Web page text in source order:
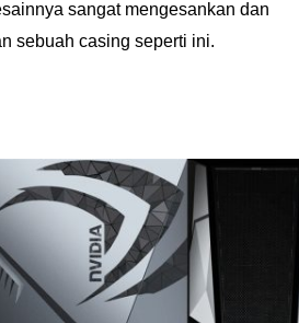
sangat mengesankan dan
sebuah casing seperti ini.